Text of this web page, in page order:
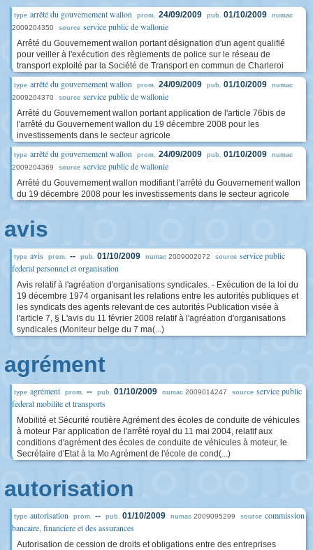
type arrêté du gouvernement wallon prom. 24/09/2009 pub. 01/10/2009 numac
2009204350 source service public de wallonie
Arrêté du Gouvernement wallon portant désignation d'un agent qualifié
pour veiller à l'exécution des règlements de police sur le réseau de
transport exploité par la Société de Transport en commun de Charleroi
type arrêté du gouvernement wallon prom. 24/09/2009 pub. 01/10/2009 numac
2009204370 source service public de wallonie
Arrêté du Gouvernement wallon portant application de l'article 76bis de
l'arrêté du Gouvernement wallon du 19 décembre 2008 pour les
investissements dans le secteur agricole
type arrêté du gouvernement wallon prom. 24/09/2009 pub. 01/10/2009 numac
2009204369 source service public de wallonie
Arrêté du Gouvernement wallon modifiant l'arrêté du Gouvernement wallon
du 19 décembre 2008 pour les investissements dans le secteur agricole
avis
type avis prom. -- pub. 01/10/2009 numac 2009002072 source service public
federal personnel et organisation
Avis relatif à l'agréation d'organisations syndicales. - Exécution de la loi du
19 décembre 1974 organisant les relations entre les autorités publiques et
les syndicats des agents relevant de ces autorités Publication visée à
l'article 7, § L'avis du 11 février 2008 relatif à l'agréation d'organisations
syndicales (Moniteur belge du 7 ma(...)
agrément
type agrément prom. -- pub. 01/10/2009 numac 2009014247 source service public
federal mobilite et transports
Mobilité et Sécurité routière Agrément des écoles de conduite de véhicules
à moteur Par application de l'arrêté royal du 11 mai 2004, relatif aux
conditions d'agrément des écoles de conduite de véhicules à moteur, le
Secrétaire d'Etat à la Mo Agrément de l'école de cond(...)
autorisation
type autorisation prom. -- pub. 01/10/2009 numac 2009095299 source commission
bancaire, financiere et des assurances
Autorisation de cession de droits et obligations entre des entreprises